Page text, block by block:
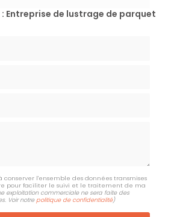
Entreprise de lustrage de parquet
conserver l'ensemble des données transmises
pour faciliter le suivi et le traitement de ma
exploitation commerciale ne sera faite des
Voir notre politique de confidentialité)